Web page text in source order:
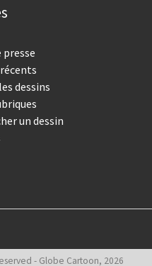
presse
dessins
un dessin
- Globe Cartoon, 2026